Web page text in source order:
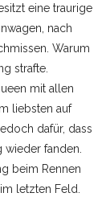
eine traurige
nach
Warum
strafte.
mit allen
liebsten auf
dafür, dass
wieder fanden.
beim Rennen
letzten Feld.